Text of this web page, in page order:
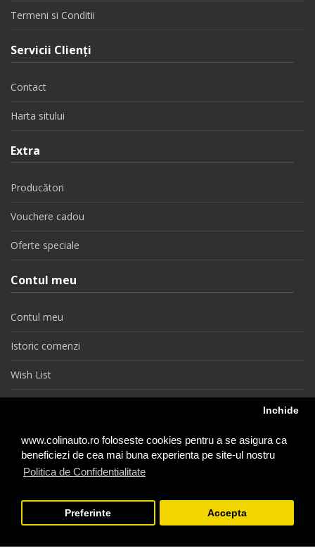
www.colinauto.ro foloseste cookies pentru a se asigura ca
beneficiezi de cea mai buna experienta pe site-ul nostru
Politica de Confidentialitate
Inchide
Preferinte Accepta
Termeni si Conditii
Servicii Clienţi
Contact
Harta sitului
Extra
Producători
Vouchere cadou
Oferte speciale
Contul meu
Contul meu
Istoric comenzi
Wish List